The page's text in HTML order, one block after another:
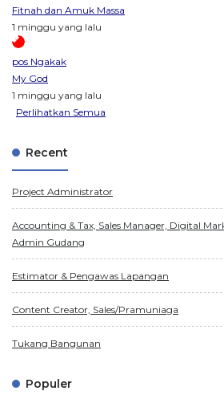
Fitnah dan Amuk Massa
1 minggu yang lalu
pos Ngakak
My God
1 minggu yang lalu
Perlihatkan Semua
Recent
Project Administrator
Accounting & Tax, Sales Manager, Digital
Admin Gudang
Estimator & Pengawas Lapangan
Content Creator, Sales/Pramuniaga
Tukang Bangunan
Populer